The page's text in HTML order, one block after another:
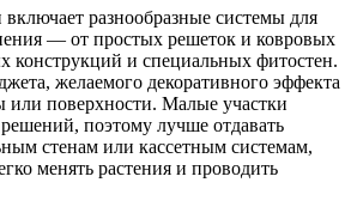
разнообразные системы для
— от простых решеток и ковровых
конструкций и специальных фитостен.
желаемого декоративного эффекта
или поверхности. Малые участки
поэтому лучше отдавать
стенам или кассетным системам,
менять растения и проводить